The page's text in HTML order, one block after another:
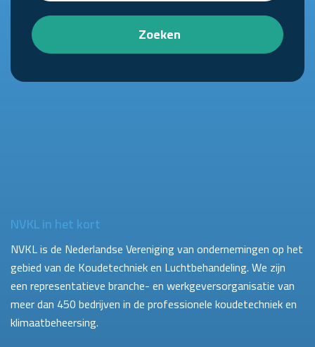
Zoeken
NVKL in het kort
NVKL is de Nederlandse Vereniging van ondernemingen op het
gebied van de Koudetechniek en Luchtbehandeling. We zijn
een representatieve branche- en werkgeversorganisatie van
meer dan 450 bedrijven in de professionele koudetechniek en
klimaatbeheersing.